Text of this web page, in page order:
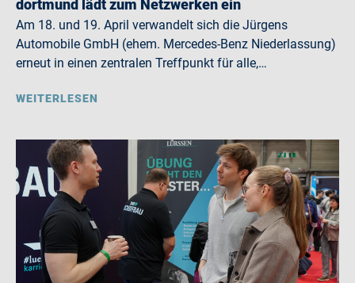
dortmund lädt zum Netzwerken ein
Am 18. und 19. April verwandelt sich die Jürgens
Automobile GmbH (ehem. Mercedes-Benz Niederlassung)
erneut in einen zentralen Treffpunkt für alle,…
WEITERLESEN